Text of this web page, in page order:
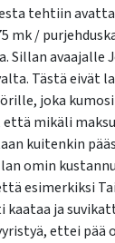
tehtiin
mk /
avaajalle
Tästä eivät
joka
mikäli
kuitenkin
omin
esimerkiksi
ja
ettei